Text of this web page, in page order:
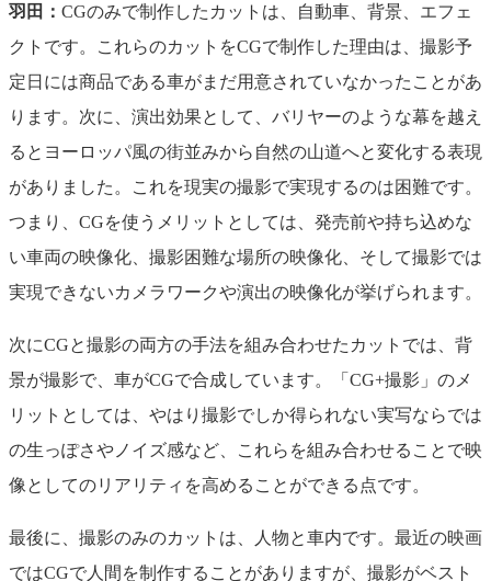
羽田： CGのみで制作したカットは、自動車、背景、エフェ
クトです。これらのカットをCGで制作した理由は、撮影予
定日には商品である車がまだ用意されていなかったことがあ
ります。次に、演出効果として、バリヤーのような幕を越え
るとヨーロッパ風の街並みから自然の山道へと変化する表現
がありました。これを現実の撮影で実現するのは困難です。
つまり、CGを使うメリットとしては、発売前や持ち込めな
い車両の映像化、撮影困難な場所の映像化、そして撮影では
実現できないカメラワークや演出の映像化が挙げられます。
次にCGと撮影の両方の手法を組み合わせたカットでは、背
景が撮影で、車がCGで合成しています。「CG+撮影」のメ
リットとしては、やはり撮影でしか得られない実写ならでは
の生っぽさやノイズ感など、これらを組み合わせることで映
像としてのリアリティを高めることができる点です。
最後に、撮影のみのカットは、人物と車内です。最近の映画
ではCGで人間を制作することがありますが、撮影がベスト